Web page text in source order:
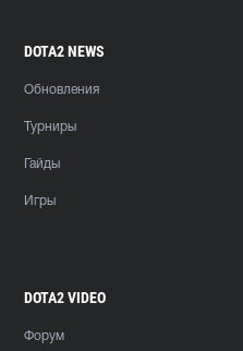
DOTA2 NEWS
Обновления
Турниры
Гайды
Игры
DOTA2 VIDEO
Форум